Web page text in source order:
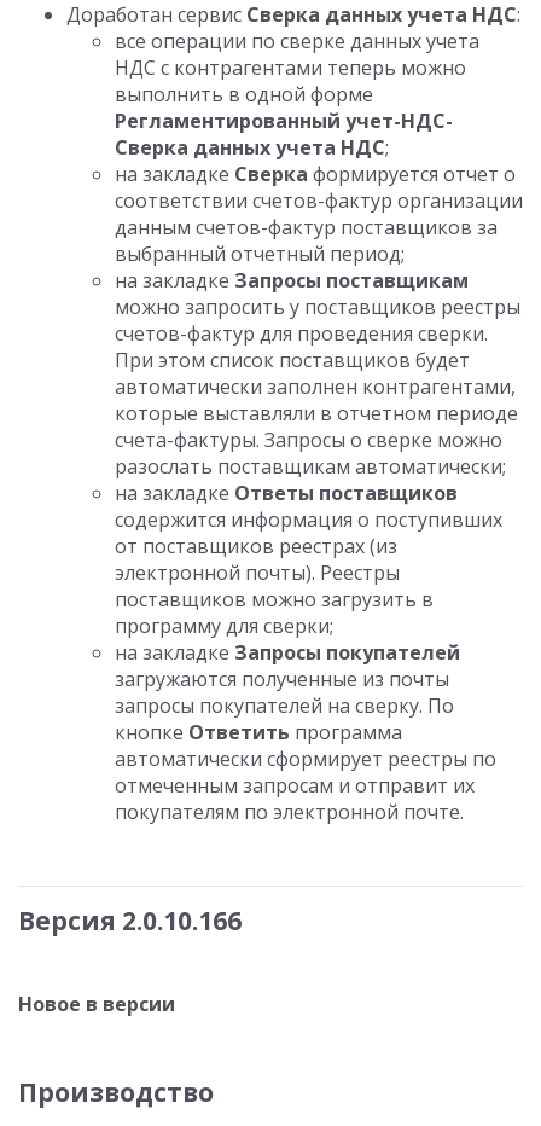
Доработан сервис Сверка данных учета НДС:
все операции по сверке данных учета
НДС с контрагентами теперь можно
выполнить в одной форме
Регламентированный учет-НДС-
Сверка данных учета НДС;
на закладке Сверка формируется отчет о
соответствии счетов-фактур организации
данным счетов-фактур поставщиков за
выбранный отчетный период;
на закладке Запросы поставщикам
можно запросить у поставщиков реестры
счетов-фактур для проведения сверки.
При этом список поставщиков будет
автоматически заполнен контрагентами,
которые выставляли в отчетном периоде
счета-фактуры. Запросы о сверке можно
разослать поставщикам автоматически;
на закладке Ответы поставщиков
содержится информация о поступивших
от поставщиков реестрах (из
электронной почты). Реестры
поставщиков можно загрузить в
программу для сверки;
на закладке Запросы покупателей
загружаются полученные из почты
запросы покупателей на сверку. По
кнопке Ответить программа
автоматически сформирует реестры по
отмеченным запросам и отправит их
покупателям по электронной почте.
Версия 2.0.10.166
Новое в версии
Производство